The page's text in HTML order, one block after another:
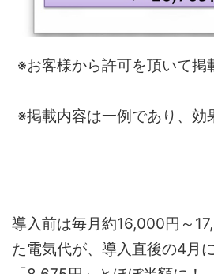
※お客様から許可を頂いて掲
※掲載内容は一例であり、効
導入前は毎月約16,000円～
た電気代が、導入直後の4月